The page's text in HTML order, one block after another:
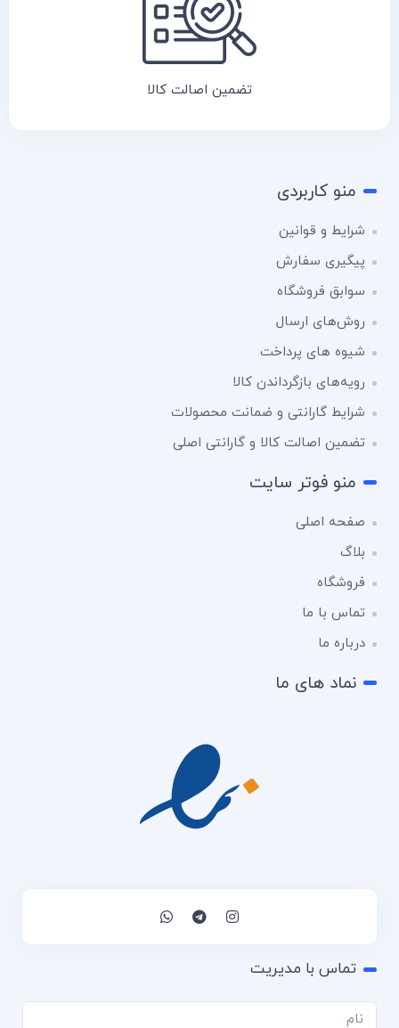
تضمین اصالت کالا
منو کاربردی
شرایط و قوانین
پیگیری سفارش
سوابق فروشگاه
روش‌های ارسال
شیوه های پرداخت
رویه‌های بازگرداندن کالا
شرایط گارانتی و ضمانت محصولات
تضمین اصالت کالا و گارانتی اصلی
منو فوتر سایت
صفحه اصلی
بلاگ
فروشگاه
تماس با ما
درباره ما
نماد های ما
تماس با مدیریت